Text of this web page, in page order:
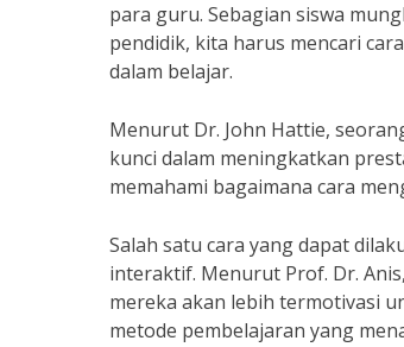
para guru. Sebagian siswa
pendidik, kita harus mencari
dalam belajar.
Menurut Dr. John Hattie,
kunci dalam meningkatkan
memahami bagaimana cara
Salah satu cara yang dapat
interaktif. Menurut Prof. Dr.
mereka akan lebih termotivasi
metode pembelajaran yang